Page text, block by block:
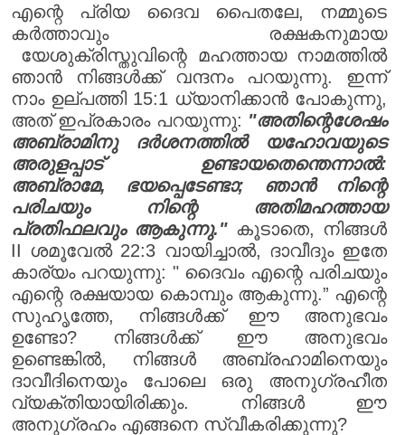
എന്റെ പ്രിയ ദൈവ പൈതലേ, നമ്മുടെ
കർത്താവും രക്ഷകനുമായ
യേശുക്രിസ്തുവിന്റെ മഹത്തായ നാമത്തിൽ
ഞാൻ നിങ്ങൾക്ക് വന്ദനം പറയുന്നു. ഇന്ന്
നാം ഉല്പത്തി 15:1 ധ്യാനിക്കാൻ പോകുന്നു,
അത് ഇപ്രകാരം പറയുന്നു: "അതിന്റെശേഷം
അബ്രാമിനു ദർശനത്തിൽ യഹോവയുടെ
അരുളപ്പാട് ഉണ്ടായതെന്തെന്നാൽ:
അബ്രാമേ, ഭയപ്പെടേണ്ടാ; ഞാൻ നിന്റെ
പരിചയും നിന്റെ അതിമഹത്തായ
പ്രതിഫലവും ആകുന്നു." കൂടാതെ, നിങ്ങൾ
II ശമൂവേൽ 22:3 വായിച്ചാൽ, ദാവീദും ഇതേ
കാര്യം പറയുന്നു: " ദൈവം എന്റെ പരിചയും
എന്റെ രക്ഷയായ കൊമ്പും ആകുന്നു.” എന്റെ
സുഹൃത്തേ, നിങ്ങൾക്ക് ഈ അനുഭവം
ഉണ്ടോ? നിങ്ങൾക്ക് ഈ അനുഭവം
ഉണ്ടെങ്കിൽ, നിങ്ങൾ അബ്രഹാമിനെയും
ദാവീദിനെയും പോലെ ഒരു അനുഗ്രഹീത
വ്യക്തിയായിരിക്കും. നിങ്ങൾ ഈ
അനുഗ്രഹം എങ്ങനെ സ്വീകരിക്കുന്നു?